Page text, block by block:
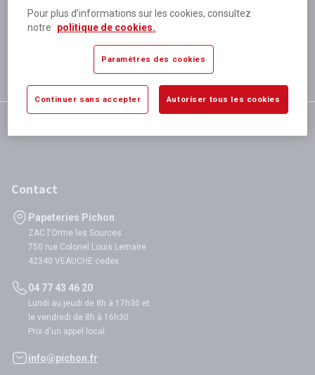
disponibles
Expédition le jour même
si validation avant 12h
satisfaction totale
Contact
Papeteries Pichon
ZAC l'Orme les Sources
750 rue Colonel Louis Lemaire
42340 VEAUCHE cedex
04 77 43 46 20
Lundi au jeudi de 8h à 17h30 et
le vendredi de 8h à 16h30
Prix d'un appel local
info@pichon.fr
Pour plus d’informations sur les cookies, consultez
notre
politique de cookies.
Paramètres des cookies
Continuer sans accepter Autoriser tous les cookies